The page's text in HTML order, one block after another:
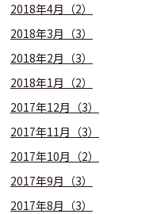
2018年4月（2）
2018年3月（3）
2018年2月（3）
2018年1月（2）
2017年12月（3）
2017年11月（3）
2017年10月（2）
2017年9月（3）
2017年8月（3）